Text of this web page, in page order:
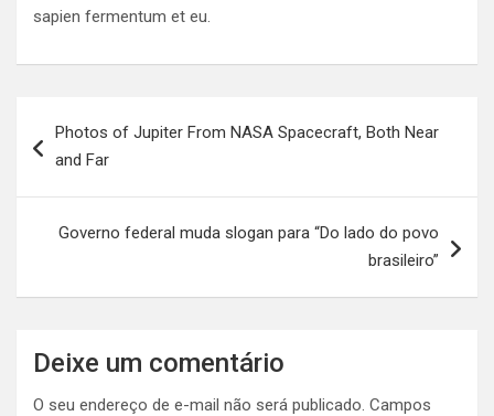
sapien fermentum et eu.
de
Photos of Jupiter From NASA Spacecraft, Both Near
and Far
Governo federal muda slogan para “Do lado do povo
brasileiro”
Deixe um comentário
O seu endereço de e-mail não será publicado. Campos